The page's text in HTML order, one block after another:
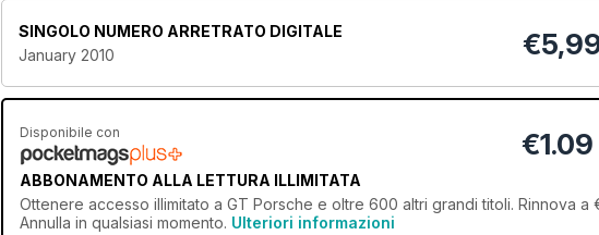
SINGOLO NUMERO ARRETRATO DIGITALE
January 2010
€
Disponibile con
ABBONAMENTO ALLA LETTURA ILLIMITATA
€1.09
Ottenere accesso illimitato a GT Porsche e oltre 600 altri grandi titoli. Rinnova a
Annulla in qualsiasi momento. Ulteriori informazioni